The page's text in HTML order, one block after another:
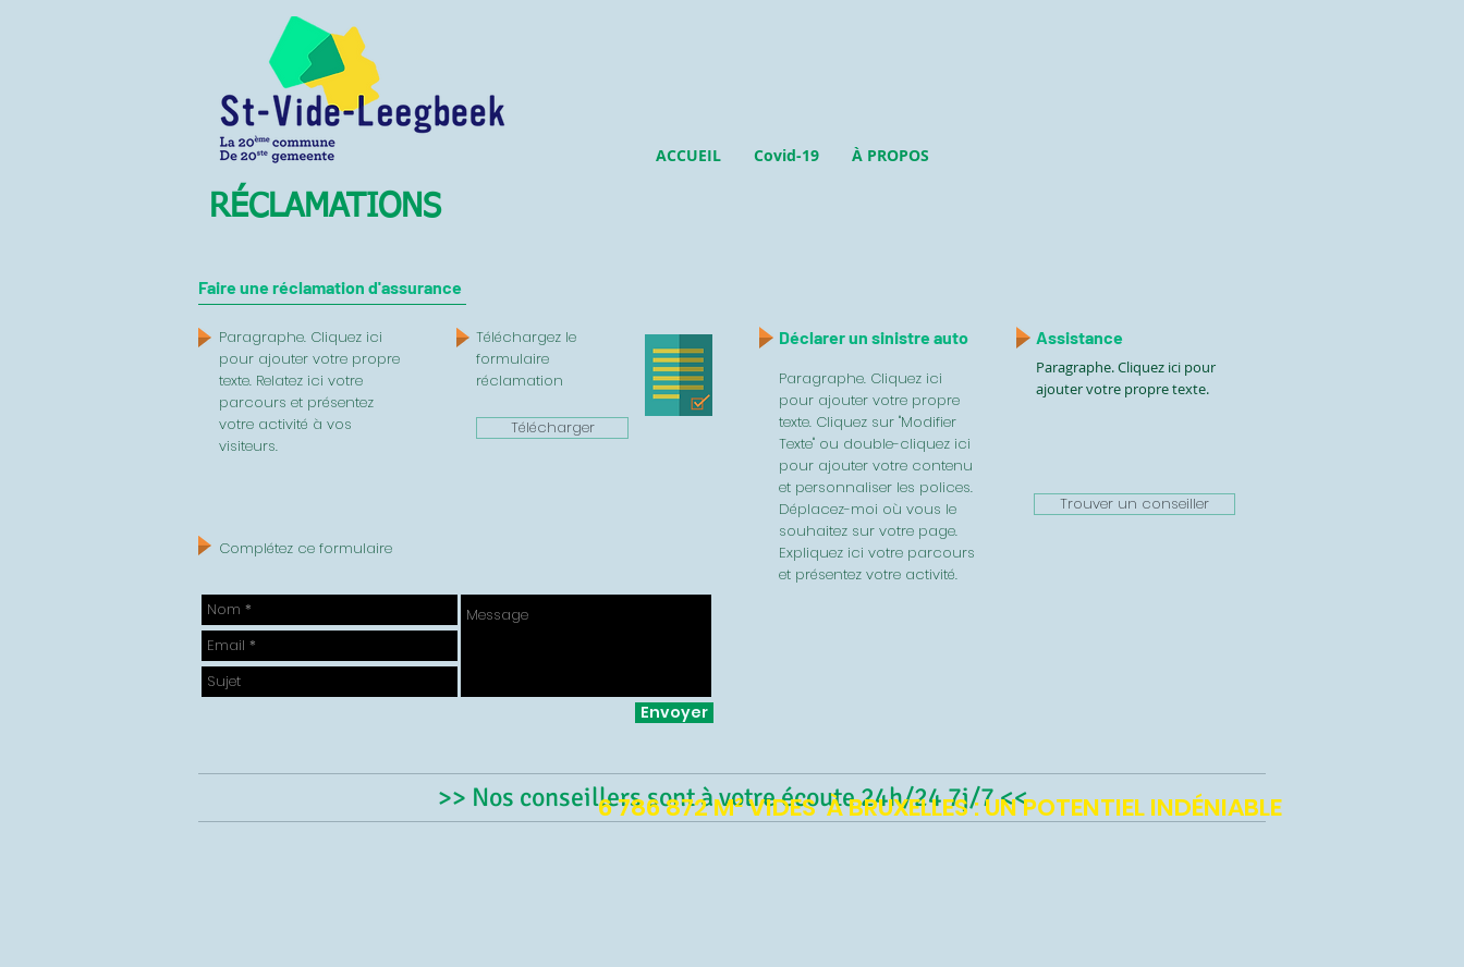
ACCUEIL Covid-19 À PROPOS
RÉCLAMATIONS
Faire une réclamation d'assurance
Paragraphe. Cliquez ici
pour ajouter votre propre
texte. Relatez ici votre
parcours et présentez
votre activité à vos
visiteurs.
Complétez ce formulaire
Téléchargez le
formulaire
réclamation
Télécharger
Déclarer un sinistre auto
Paragraphe. Cliquez ici
pour ajouter votre propre
texte. Cliquez sur "Modifier
Texte" ou double-cliquez ici
pour ajouter votre contenu
et personnaliser les polices.
Déplacez-moi où vous le
souhaitez sur votre page.
Expliquez ici votre parcours
et présentez votre activité.
Assistance
Paragraphe. Cliquez ici pour
ajouter votre propre texte.
Trouver un conseiller
Envoyer
>> Nos conseillers sont à votre écoute 24h/24 7j/7 <<
6 786 872 M² VIDES À BRUXELLES : UN POTENTIEL INDÉNIABLE